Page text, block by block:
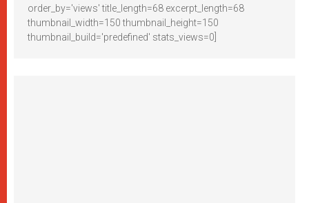
order_by='views' title_length=68 excerpt_length=68
thumbnail_width=150 thumbnail_height=150
thumbnail_build='predefined' stats_views=0]